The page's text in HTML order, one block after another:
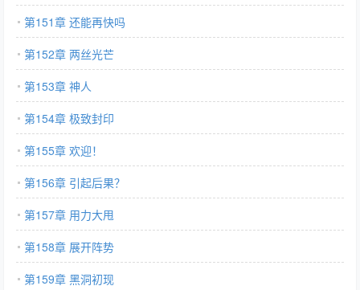
第151章 还能再快吗
第152章 两丝光芒
第153章 神人
第154章 极致封印
第155章 欢迎！
第156章 引起后果？
第157章 用力大甩
第158章 展开阵势
第159章 黑洞初现